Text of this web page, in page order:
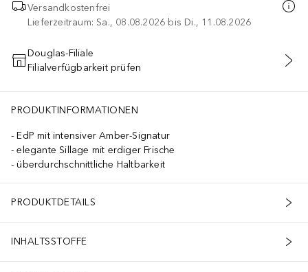
Versandkostenfrei
Lieferzeitraum: Sa., 08.08.2026 bis Di., 11.08.2026
IN DEN WARENKORB
Douglas-Filiale
Filialverfügbarkeit prüfen
PRODUKTINFORMATIONEN
EdP mit intensiver Amber-Signatur
elegante Sillage mit erdiger Frische
überdurchschnittliche Haltbarkeit
PRODUKTDETAILS
INHALTSSTOFFE